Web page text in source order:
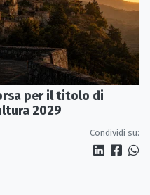
per il titolo di
2029
Condividi su: